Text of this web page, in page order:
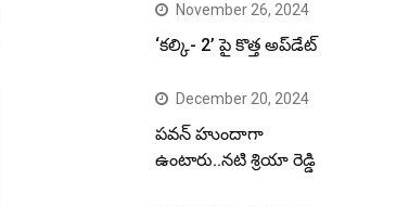
November 26, 2024
‘కల్కి- 2’ పై కొత్త అప్‌డేట్
December 20, 2024
పవన్ హుందాగా
ఉంటారు..నటి శ్రియా రెడ్డి